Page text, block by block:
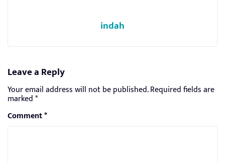
indah
Leave a Reply
Your email address will not be published.Required fields are
marked*
Comment*